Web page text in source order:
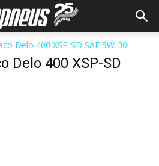
Delo 400 XSP-SD SAE 5W-30
Delo 400 XSP-SD